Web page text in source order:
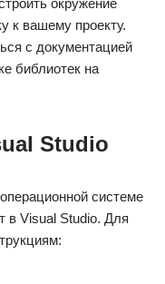
окружение
к вашему проекту.
с документацией
библиотек на
Studio
системе
в Visual Studio. Для